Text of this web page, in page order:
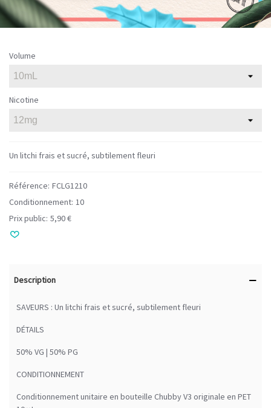
Volume
Nicotine
Un litchi frais et sucré, subtilement fleuri
Référence: FCLG1210
Conditionnement: 10
Prix public: 5,90 €
Description
SAVEURS : Un litchi frais et sucré, subtilement fleuri
DÉTAILS
50% VG | 50% PG
CONDITIONNEMENT
Conditionnement unitaire en bouteille Chubby V3 originale en PET